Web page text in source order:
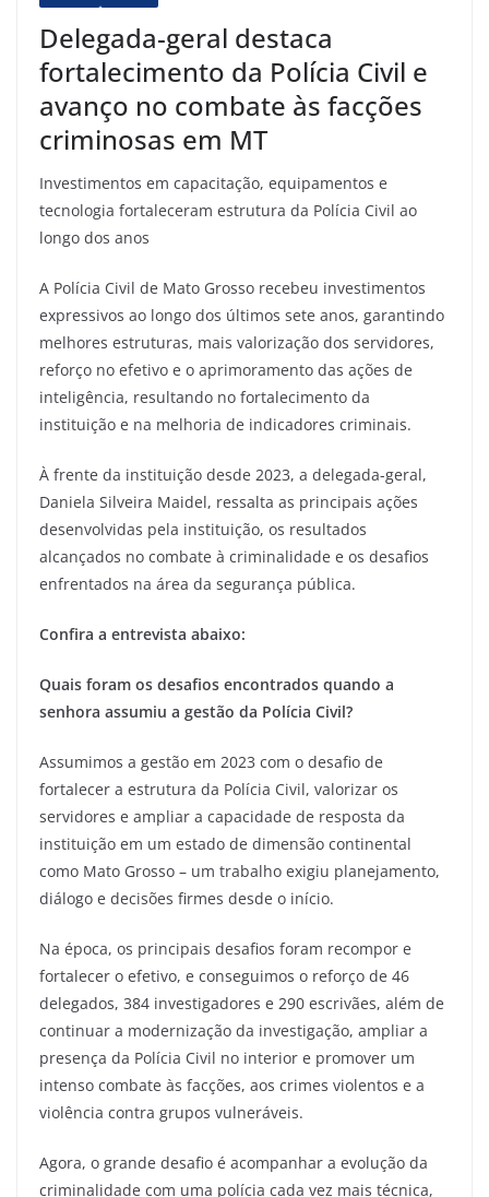
Delegada-geral destaca
fortalecimento da Polícia Civil e
avanço no combate às facções
criminosas em MT
Investimentos em capacitação, equipamentos e
tecnologia fortaleceram estrutura da Polícia Civil ao
longo dos anos
A Polícia Civil de Mato Grosso recebeu investimentos
expressivos ao longo dos últimos sete anos, garantindo
melhores estruturas, mais valorização dos servidores,
reforço no efetivo e o aprimoramento das ações de
inteligência, resultando no fortalecimento da
instituição e na melhoria de indicadores criminais.
À frente da instituição desde 2023, a delegada-geral,
Daniela Silveira Maidel, ressalta as principais ações
desenvolvidas pela instituição, os resultados
alcançados no combate à criminalidade e os desafios
enfrentados na área da segurança pública.
Confira a entrevista abaixo:
Quais foram os desafios encontrados quando a
senhora assumiu a gestão da Polícia Civil?
Assumimos a gestão em 2023 com o desafio de
fortalecer a estrutura da Polícia Civil, valorizar os
servidores e ampliar a capacidade de resposta da
instituição em um estado de dimensão continental
como Mato Grosso – um trabalho exigiu planejamento,
diálogo e decisões firmes desde o início.
Na época, os principais desafios foram recompor e
fortalecer o efetivo, e conseguimos o reforço de 46
delegados, 384 investigadores e 290 escrivães, além de
continuar a modernização da investigação, ampliar a
presença da Polícia Civil no interior e promover um
intenso combate às facções, aos crimes violentos e a
violência contra grupos vulneráveis.
Agora, o grande desafio é acompanhar a evolução da
criminalidade com uma polícia cada vez mais técnica,